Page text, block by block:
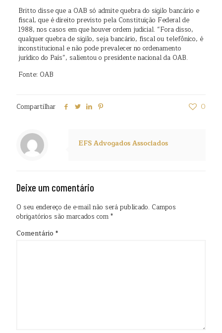
Britto disse que a OAB só admite quebra do sigilo bancário e
fiscal, que é direito previsto pela Constituição Federal de
1988, nos casos em que houver ordem judicial. “Fora disso,
qualquer quebra de sigilo, seja bancário, fiscal ou telefônico, é
inconstitucional e não pode prevalecer no ordenamento
jurídico do País”, salientou o presidente nacional da OAB.
Fonte: OAB
Compartilhar 0
EFS Advogados Associados
Deixe um comentário
O seu endereço de e-mail não será publicado. Campos
obrigatórios são marcados com*
Comentário *